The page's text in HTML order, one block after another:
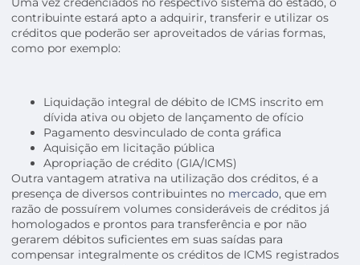
contribuinte estará apto a adquirir, transferir e utilizar os
créditos que poderão ser aproveitados de várias formas,
como por exemplo:
Liquidação integral de débito de ICMS inscrito em
dívida ativa ou objeto de lançamento de ofício
Pagamento desvinculado de conta gráfica
Aquisição em licitação pública
Apropriação de crédito (GIA/ICMS)
Outra vantagem atrativa na utilização dos créditos, é a
presença de diversos contribuintes no mercado, que em
razão de possuírem volumes consideráveis de créditos já
homologados e prontos para transferência e por não
gerarem débitos suficientes em suas saídas para
compensar integralmente os créditos de ICMS registrados